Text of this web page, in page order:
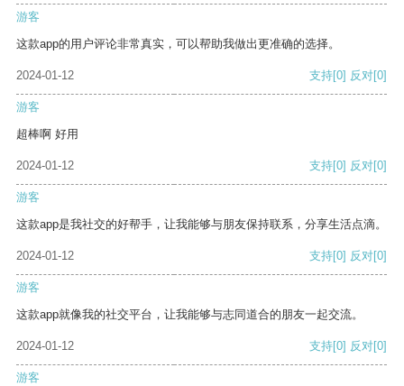
游客
这款app的用户评论非常真实，可以帮助我做出更准确的选择。
2024-01-12 支持[0] 反对[0]
游客
超棒啊 好用
2024-01-12 支持[0] 反对[0]
游客
这款app是我社交的好帮手，让我能够与朋友保持联系，分享生活点滴。
2024-01-12 支持[0] 反对[0]
游客
这款app就像我的社交平台，让我能够与志同道合的朋友一起交流。
2024-01-12 支持[0] 反对[0]
游客